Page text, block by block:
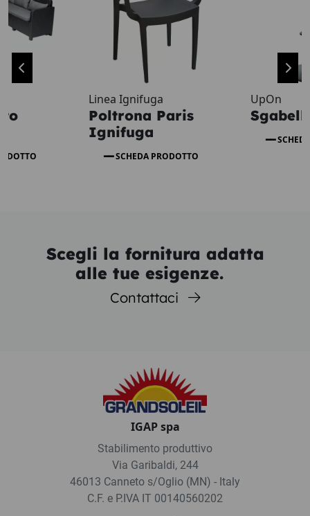
Linea Ignifuga
Poltrona Paris
Ignifuga
SCHEDA PRODOTTO
UpOn
Scegli la fornitura adatta
alle tue esigenze.
Contattaci
IGAP spa
Stabilimento produttivo
Via Garibaldi, 244
46013 Canneto s/Oglio (MN) - Italy
C.F. e P.IVA IT 00140560202